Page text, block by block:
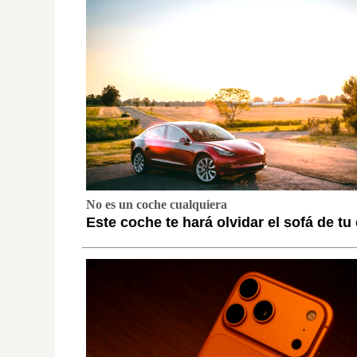
No es un coche cualquiera
Este coche te hará olvidar el sofá de tu